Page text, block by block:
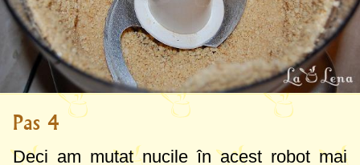
Pas 4
Deci am mutat nucile în acest robot mai